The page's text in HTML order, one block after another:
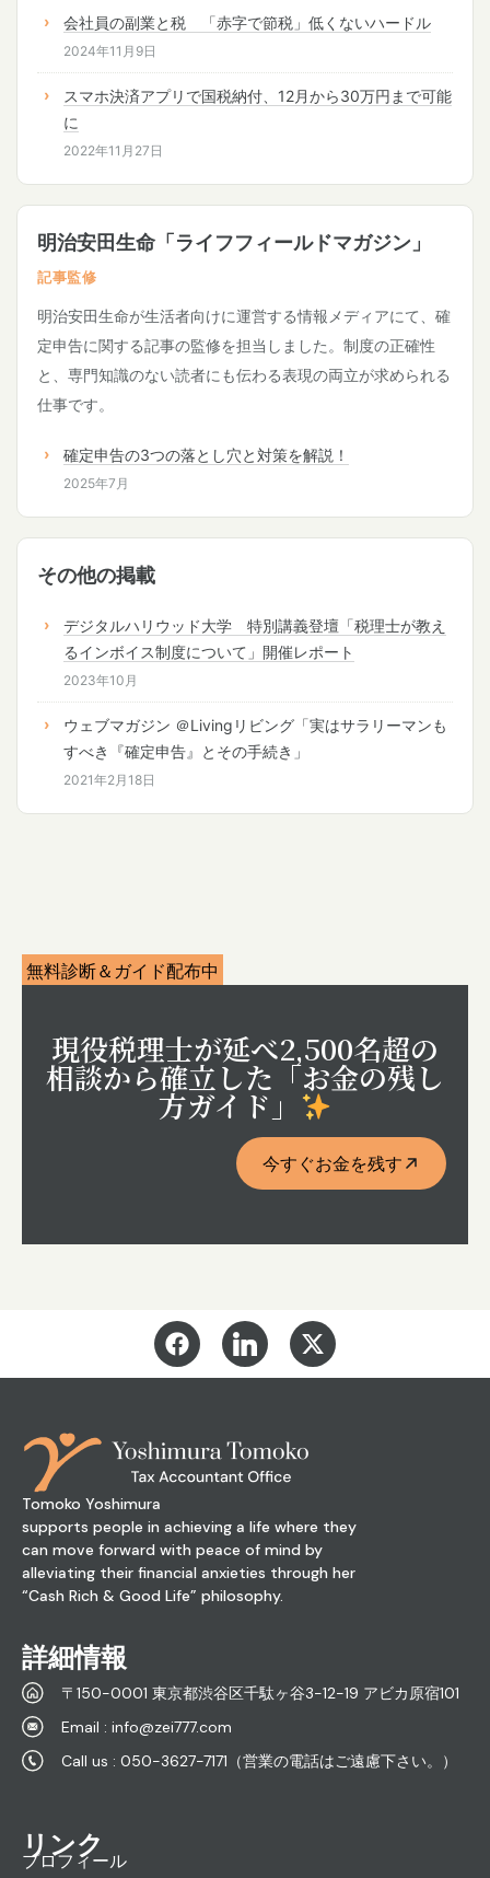
会社員の副業と税 「赤字で節税」低くないハードル
2024年11月9日
スマホ決済アプリで国税納付、12月から30万円まで可能
に
2022年11月27日
明治安田生命「ライフフィールドマガジン」
記事監修
明治安田生命が生活者向けに運営する情報メディアにて、確
定申告に関する記事の監修を担当しました。制度の正確性
と、専門知識のない読者にも伝わる表現の両立が求められる
仕事です。
確定申告の3つの落とし穴と対策を解説！
2025年7月
その他の掲載
デジタルハリウッド大学 特別講義登壇「税理士が教え
るインボイス制度について」開催レポート
2023年10月
ウェブマガジン ＠Livingリビング「実はサラリーマンも
すべき『確定申告』とその手続き」
2021年2月18日
無料診断＆ガイド配布中
現役税理士が延べ2,500名超の
相談から確立した「お金の残し
方ガイド」
今すぐお金を残す
Tomoko Yoshimura
supports people in achieving a life where they
can move forward with peace of mind by
alleviating their financial anxieties through her
“Cash Rich & Good Life” philosophy.
詳細情報
〒150-0001 東京都渋谷区千駄ヶ谷3-12-19 アビカ原宿101
Email : info@zei777.com
Call us : 050-3627-7171（営業の電話はご遠慮下さい。）
リンク
プロフィール